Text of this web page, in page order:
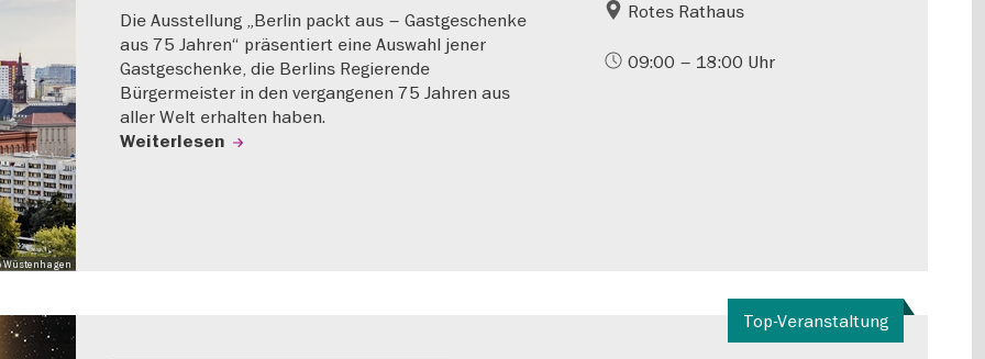
Wüstenhagen
Die Ausstellung „Berlin packt aus – Gastgeschenke
aus 75 Jahren“ präsentiert eine Auswahl jener
Gastgeschenke, die Berlins Regierende
Bürgermeister in den vergangenen 75 Jahren aus
aller Welt erhalten haben.
Weiterlesen
Rotes Rathaus
09:00 – 18:00 Uhr
Top-Veranstaltung